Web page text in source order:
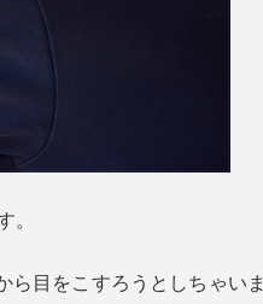
目をこすろうとしちゃいま